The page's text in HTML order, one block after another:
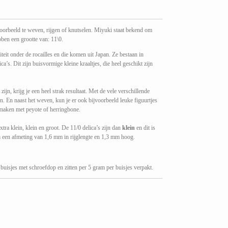
te weven, rijgen of knutselen. Miyuki staat bekend om
een grootte van: 11\0.
onder de rocailles en die komen uit Japan. Ze bestaan in
Dit zijn buisvormige kleine kraaltjes, die heel geschikt zijn
krijg je een heel strak resultaat. Met de vele verschillende
En naast het weven, kun je er ook bijvoorbeeld leuke figuurtjes
met peyote of herringbone.
klein, klein en groot. De 11/0 delica’s zijn dan klein en dit is
een afmeting van 1,6 mm in rijglengte en 1,3 mm hoog.
met schroefdop en zitten per 5 gram per buisjes verpakt.